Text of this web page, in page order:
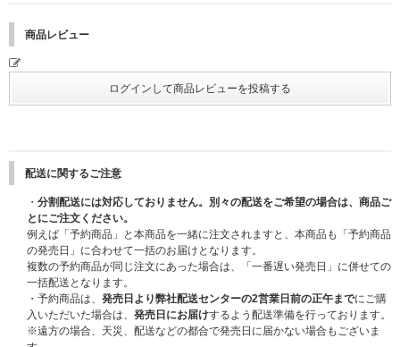
※セット購入：フォトカードコンプリートセットを付与します。
ドは絵柄が異なります。
★UNIVERSAL MUSIC STORE：メンバー別セルフィーフォトカード(全9
種)
■注意事項
※お一人様何度でもご購入可能です。
※応募期間内に「ラッキードローイベント応募抽選対象商品」をご購入、決
済まで完了されたお客様が対象になります。応募期間外にご予約・決済いた
だいた商品はラッキードローイベント応募対象外になりますので、ご注意く
ださい。
商品レビュー
配送に関するご注意
・ 分割配送には対応しておりません。別々の配送をご希望の場合は、商品ご
とにご注文ください。
例えば「予約商品」と本商品を一緒に注文されますと、本商品も「予約商品
の発売日」に合わせて一括のお届けとなります。
複数の予約商品が同じ注文にあった場合は、「一番遅い発売日」に併せての
一括配送となります。
・予約商品は、 発売日より弊社配送センターの2営業日前の正午までにご購
入いただいた場合は、 発売日にお届けするよう配送準備を行っております。
※遠方の場合、天災、配送などの都合で発売日に届かない場合もございま